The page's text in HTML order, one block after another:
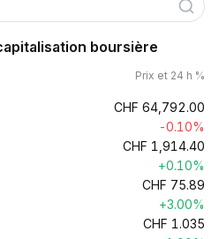
boursière
Prix et 24 h %
CHF 64,792.00
-0.10%
CHF 1,914.40
+0.10%
CHF 75.89
+3.00%
CHF 1.035